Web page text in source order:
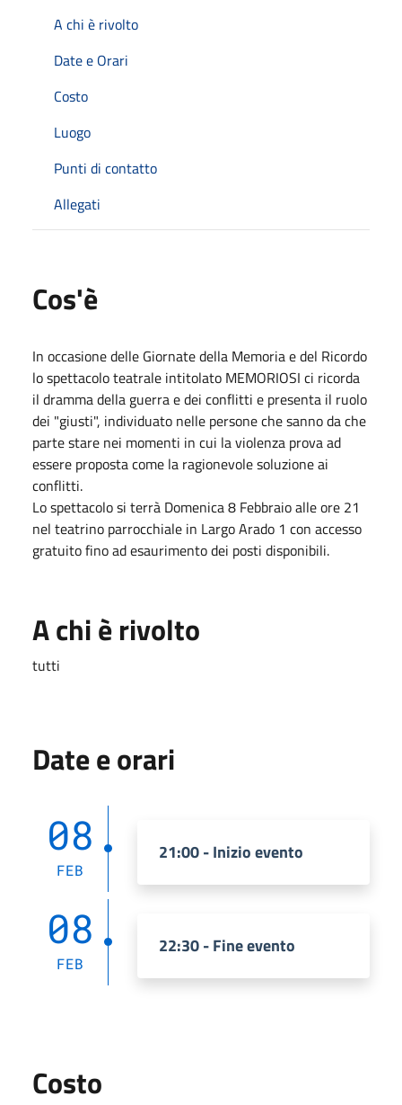
A chi è rivolto
Date e Orari
Costo
Luogo
Punti di contatto
Allegati
Cos'è
In occasione delle Giornate della Memoria e del Ricordo
lo spettacolo teatrale intitolato MEMORIOSI ci ricorda
il dramma della guerra e dei conflitti e presenta il ruolo
dei "giusti", individuato nelle persone che sanno da che
parte stare nei momenti in cui la violenza prova ad
essere proposta come la ragionevole soluzione ai
conflitti.
Lo spettacolo si terrà Domenica 8 Febbraio alle ore 21
nel teatrino parrocchiale in Largo Arado 1 con accesso
gratuito fino ad esaurimento dei posti disponibili.
A chi è rivolto
tutti
Date e orari
08
FEB
21:00 - Inizio evento
08
FEB
22:30 - Fine evento
Costo